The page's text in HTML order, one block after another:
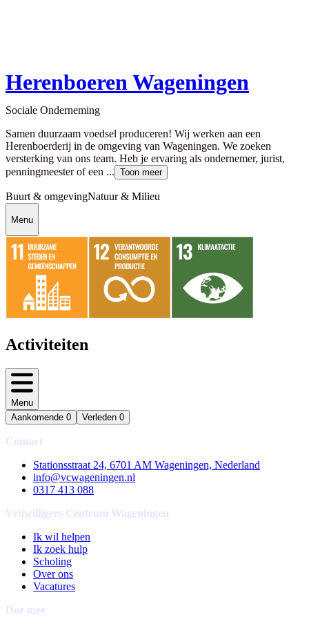
Herenboeren Wageningen
Sociale Onderneming
Samen duurzaam voedsel produceren! Wij werken aan een
Herenboerderij in de omgeving van Wageningen. We zoeken
versterking van ons team. Heb je ervaring als ondernemer, jurist,
penningmeester of een ... Toon meer
Buurt & omgevingNatuur & Milieu
Menu
Activiteiten
Menu
Aankomende 0 Verleden 0
Contact
Stationsstraat 24, 6701 AM Wageningen, Nederland
info@vcwageningen.nl
0317 413 088
Vrijwilligers Centrum Wageningen
Ik wil helpen
Ik zoek hulp
Scholing
Over ons
Vacatures
Doe mee